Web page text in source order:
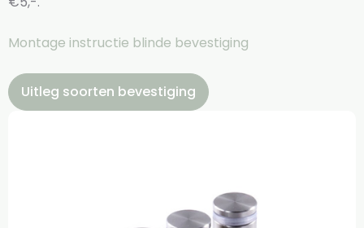
Montage instructie blinde bevestiging
Uitleg soorten bevestiging